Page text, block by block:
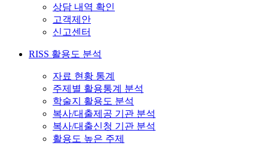
상담 내역 확인
고객제안
신고센터
RISS 활용도 분석
자료 현황 통계
주제별 활용통계 분석
학술지 활용도 분석
복사/대출제공 기관 분석
복사/대출신청 기관 분석
활용도 높은 주제